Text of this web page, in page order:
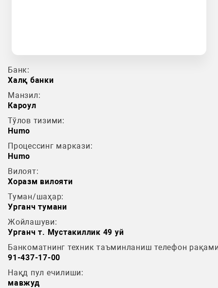
Банк:
Халқ банки
Манзил:
Кароул
Тўлов тизими:
Humo
Процессинг маркази:
Humo
Вилоят:
Хоразм вилояти
Туман/шаҳар:
Урганч тумани
Жойлашуви:
Урганч т. Мустакиллик 49 уй
Банкоматнинг техник таъминланиш телефон
91-437-17-00
Нақд пул ечилиши:
мавжуд